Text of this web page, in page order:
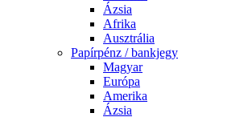
Ázsia
Afrika
Ausztrália
Papírpénz / bankjegy
Magyar
Európa
Amerika
Ázsia